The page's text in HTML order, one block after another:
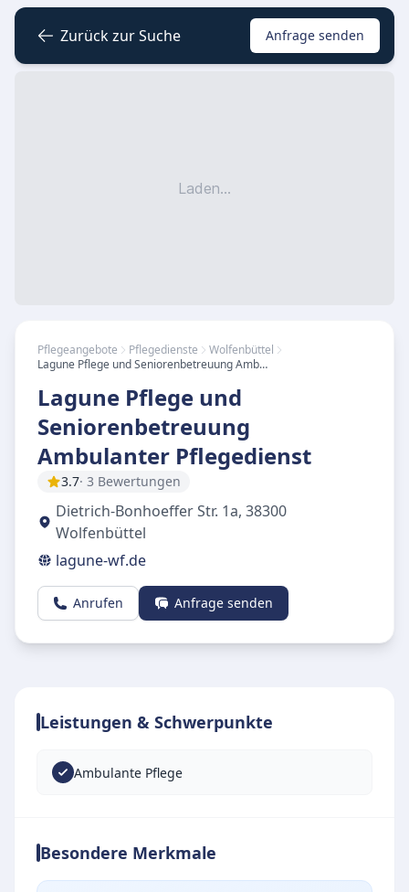
Zurück zur Suche Anfrage senden
Laden...
Pflegeangebote Pflegedienste
Wolfenbüttel
Lagune Pflege und Seniorenbetreuung Ambulanter Pflegedienst
Lagune Pflege und
Seniorenbetreuung
Ambulanter Pflegedienst
3.7· 3 Bewertungen
Dietrich-Bonhoeffer Str. 1a, 38300
Wolfenbüttel
lagune-wf.de
Anrufen Anfrage senden
Leistungen & Schwerpunkte
Ambulante Pflege
Besondere Merkmale